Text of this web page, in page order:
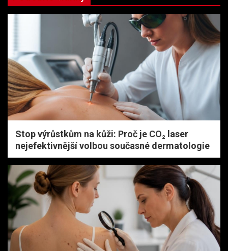
Stop výrůstkům na kůži: Proč je CO₂ laser
nejefektivnější volbou současné dermatologie